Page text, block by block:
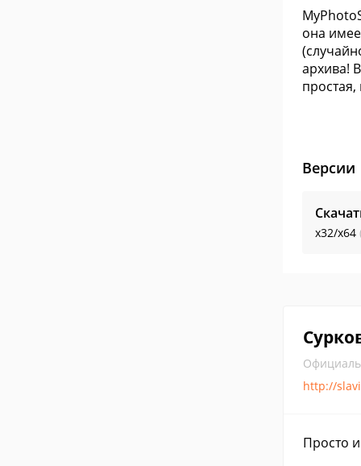
она
архива!
Версии
x32/x64
http://
Просто